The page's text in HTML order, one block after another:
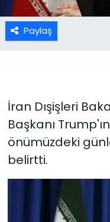
Paylaş
İran Dışişleri
Başkanı
önümüzdeki
belirtti.